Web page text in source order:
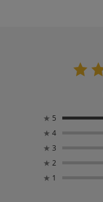
★ 5
★ 4
★ 3
★ 2
★ 1